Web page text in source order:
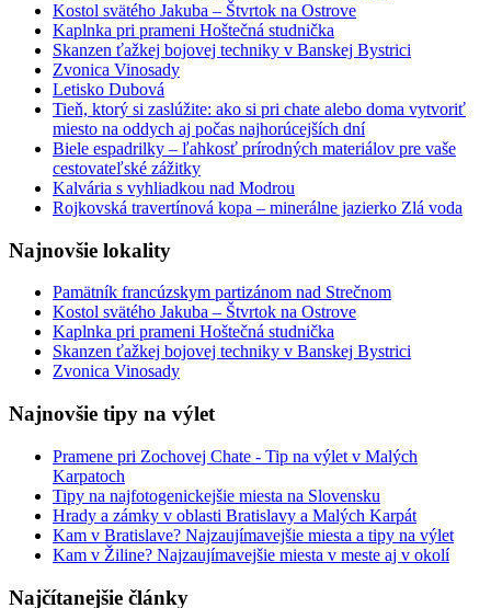
Kostol svätého Jakuba – Štvrtok na Ostrove
Kaplnka pri prameni Hoštečná studnička
Skanzen ťažkej bojovej techniky v Banskej Bystrici
Zvonica Vinosady
Letisko Dubová
Tieň, ktorý si zaslúžite: ako si pri chate alebo doma vytvoriť
miesto na oddych aj počas najhorúcejších dní
Biele espadrilky – ľahkosť prírodných materiálov pre vaše
cestovateľské zážitky
Kalvária s vyhliadkou nad Modrou
Rojkovská travertínová kopa – minerálne jazierko Zlá voda
Najnovšie lokality
Pamätník francúzskym partizánom nad Strečnom
Kostol svätého Jakuba – Štvrtok na Ostrove
Kaplnka pri prameni Hoštečná studnička
Skanzen ťažkej bojovej techniky v Banskej Bystrici
Zvonica Vinosady
Najnovšie tipy na výlet
Pramene pri Zochovej Chate - Tip na výlet v Malých
Karpatoch
Tipy na najfotogenickejšie miesta na Slovensku
Hrady a zámky v oblasti Bratislavy a Malých Karpát
Kam v Bratislave? Najzaujímavejšie miesta a tipy na výlet
Kam v Žiline? Najzaujímavejšie miesta v meste aj v okolí
Najčítanejšie články